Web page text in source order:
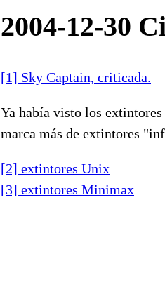
2004-12-30
[1] Sky Captain, criticada.
Ya había visto los
marca más de extintores
[2] extintores Unix
[3] extintores Minimax